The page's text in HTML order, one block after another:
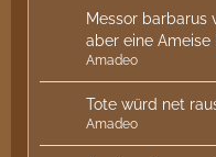
Messor barbarus
aber eine
Amadeo
Tote würd net
Amadeo